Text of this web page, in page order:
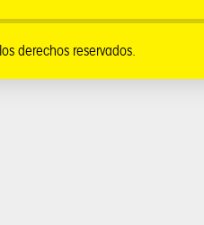
derechos reservados.